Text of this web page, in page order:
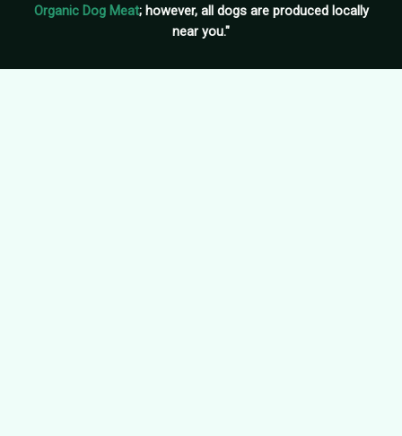
Organic Dog Meat; however, all dogs are produced locally
near you."